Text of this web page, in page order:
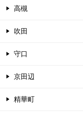
高槻
吹田
守口
京田辺
精華町